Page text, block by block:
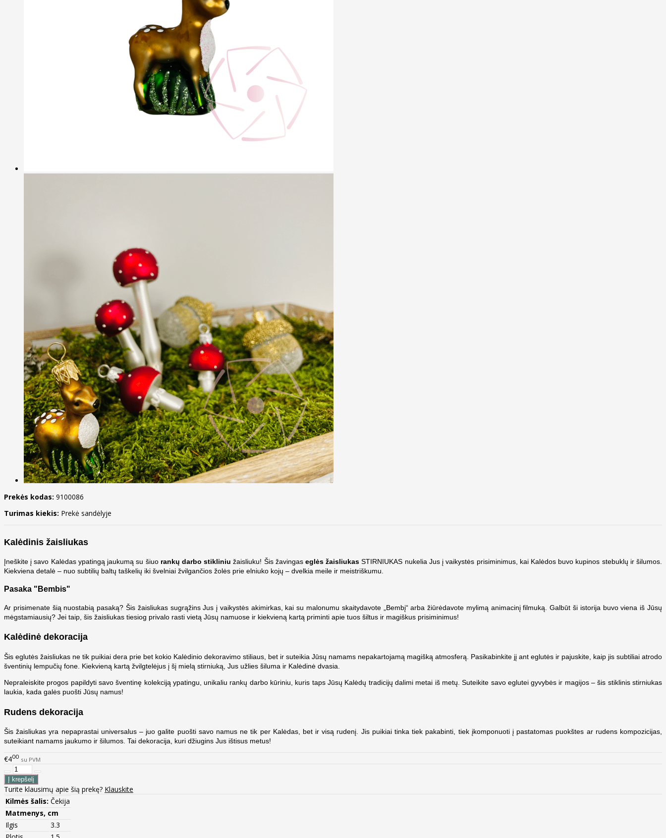
Prekės kodas: 9100086
Turimas kiekis: Prekė sandėlyje
Kalėdinis žaisliukas
Įneškite į savo Kalėdas ypatingą jaukumą su šiuo rankų darbo stikliniu žaisliuku! Šis žavingaseglės žaisliukas STIRNIUKAS nukelia Jus į vaikystės prisiminimus, kai Kalėdos buvo kupinos stebuklų ir šilumos.
Kiekviena detalė – nuo subtilių baltų taškelių iki švelniai žvilgančios žolės prie elniuko kojų – dvelkia meile ir meistriškumu.
Pasaka "Bembis"
Ar prisimenate šią nuostabią pasaką? Šis žaisliukas sugrąžins Jus į vaikystės akimirkas, kai su malonumu skaitydavote „Bembį“ arba žiūrėdavote mylimą animacinį filmuką. Galbūt ši istorija buvo viena iš Jūsų
mėgstamiausių? Jei taip, šis žaisliukas tiesiog privalo rasti vietą Jūsų namuose ir kiekvieną kartą priminti apie tuos šiltus ir magiškus prisiminimus!
Kalėdinė dekoracija
Šis eglutės žaisliukas ne tik puikiai dera prie bet kokio Kalėdinio dekoravimo stiliaus, bet ir suteikia Jūsų namams nepakartojamą magišką atmosferą. Pasikabinkite jį ant eglutės ir pajuskite, kaip jis subtiliai atrodo
šventinių lempučių fone. Kiekvieną kartą žvilgtelėjus į šį mielą stirniuką, Jus užlies šiluma ir Kalėdinė dvasia.
Nepraleiskite progos papildyti savo šventinę kolekciją ypatingu, unikaliu rankų darbo kūriniu, kuris taps Jūsų Kalėdų tradicijų dalimi metai iš metų. Suteikite savo eglutei gyvybės ir magijos – šis stiklinis stirniukas
laukia, kada galės puošti Jūsų namus!
Rudens dekoracija
Šis žaisliukas yra nepaprastai universalus – juo galite puošti savo namus ne tik per Kalėdas, bet ir visą rudenį. Jis puikiai tinka tiek pakabinti, tiek įkomponuoti į pastatomas puokštes ar rudens kompozicijas,
suteikiant namams jaukumo ir šilumos. Tai dekoracija, kuri džiugins Jus ištisus metus!
€400 su PVM
Turite klausimų apie šią prekę? Klauskite
Kilmės šalis: Čekija
Matmenys, cm
Ilgis
3.3